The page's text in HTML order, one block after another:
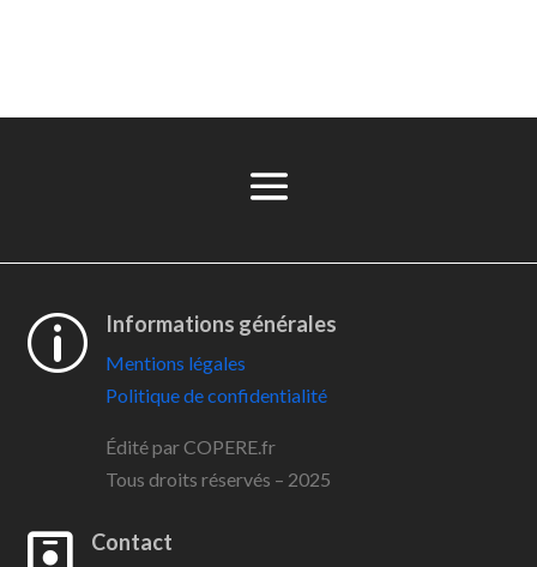
p Informations générales
Mentions légales
Politique de confidentialité
Édité par COPERE.fr
Tous droits réservés – 2025
Contact